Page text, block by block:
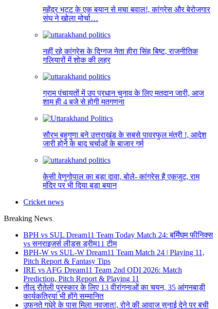
महेंद्र भट्ट के एक बयान से मचा बवाल!, कांग्रेस और बेरोजगार
संघ ने खोला मोर्चा…
नहीं रहे कांग्रेस के दिग्गज नेता हीरा सिंह बिष्ट, राजनीतिक
गलियारों में शोक की लहर
ग्राम पंचायतों में उप प्रधान चुनाव के लिए मतदान जारी, आज
शाम ही 4 बजे से होगी मतगणना
सौरभ बहुगुणा बने उत्तराखंड के सबसे पावरफुल मंत्री !, आदेश
जारी होने के बाद चर्चाओं के बाजार गर्म
केसी वेणुगोपाल का बड़ा दावा, बोले- कांग्रेस है एकजुट, राम
मंदिर पर भी दिया बड़ा बयान
Cricket news
Breaking News
BPH vs SUL Dream11 Team Today Match 24: बर्मिंघम फीनिक्स
vs सनराइजर्स लीड्स ड्रीम11 टीम
BPH-W vs SUL-W Dream11 Team Match 24 | Playing 11,
Pitch Report & Fantasy Tips
IRE vs AFG Dream11 Team 2nd ODI 2026: Match
Prediction, Pitch Report & Playing 11
तीलू रौतेली पुरस्कार के लिए 13 वीरांगनाओं का चयन, 35 आंगनबाड़ी
कार्यकत्रियां भी होंगे सम्मानित
उफनते गधेरे के पास मिला नवजात!, रोने की आवाज सुनाई देने पर बची